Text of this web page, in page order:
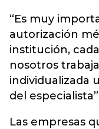
“Es muy
autorización
institución,
nosotros
individualizada
del
Las empresas